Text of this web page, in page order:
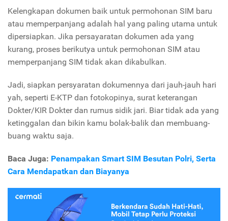
Kelengkapan dokumen baik untuk permohonan SIM baru
atau memperpanjang adalah hal yang paling utama untuk
dipersiapkan. Jika persayaratan dokumen ada yang
kurang, proses berikutya untuk permohonan SIM atau
memperpanjang SIM tidak akan dikabulkan.
Jadi, siapkan persyaratan dokumennya dari jauh-jauh hari
yah, seperti E-KTP dan fotokopinya, surat keterangan
Dokter/KIR Dokter dan rumus sidik jari. Biar tidak ada yang
ketinggalan dan bikin kamu bolak-balik dan membuang-
buang waktu saja.
Baca Juga: Penampakan Smart SIM Besutan Polri, Serta
Cara Mendapatkan dan Biayanya